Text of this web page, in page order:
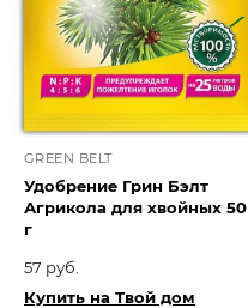
GREEN BELT
Удобрение Грин Бэлт
Агрикола для хвойных 50
г
57 руб.
Купить на Твой дом